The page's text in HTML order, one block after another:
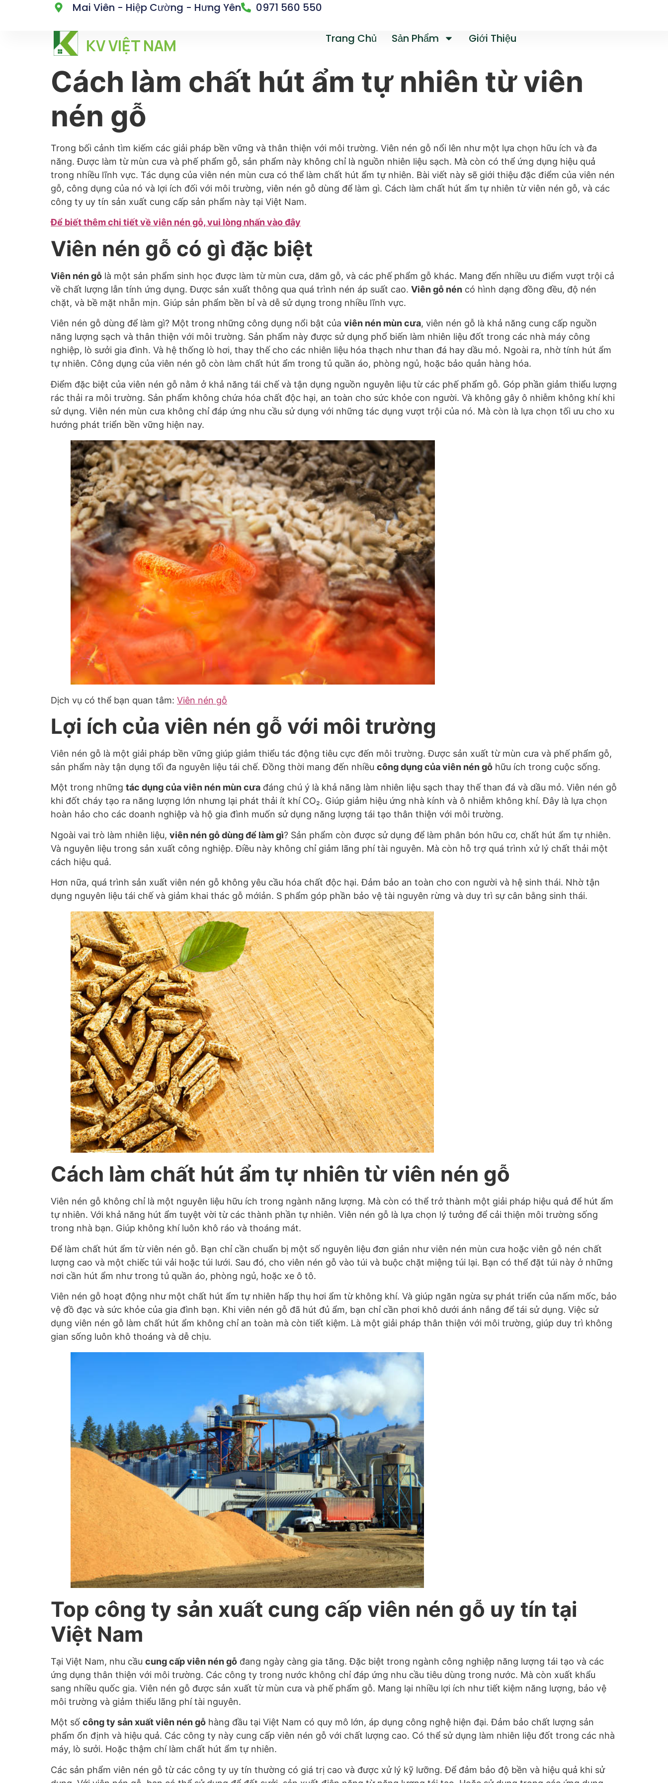
Mai Viên - Hiệp Cường - Hưng Yên 0971 560 550
KV VIỆT NAM Trang Chủ Sản Phẩm Giới Thiệu
Cách làm chất hút ẩm tự nhiên từ viên
nén gỗ
Trong bối cảnh tìm kiếm các giải pháp bền vững và thân thiện với môi trường. Viên nén gỗ nổi lên như một lựa chọn hữu ích và đa
năng. Được làm từ mùn cưa và phế phẩm gỗ, sản phẩm này không chỉ là nguồn nhiên liệu sạch. Mà còn có thể ứng dụng hiệu quả
trong nhiều lĩnh vực. Tác dụng của viên nén mùn cưa có thể làm chất hút ẩm tự nhiên. Bài viết này sẽ giới thiệu đặc điểm của viên nén
gỗ, công dụng của nó và lợi ích đối với môi trường, viên nén gỗ dùng để làm gì. Cách làm chất hút ẩm tự nhiên từ viên nén gỗ, và các
công ty uy tín sản xuất cung cấp sản phẩm này tại Việt Nam.
Để biết thêm chi tiết về viên nén gỗ, vui lòng nhấn vào đây
Viên nén gỗ có gì đặc biệt
Viên nén gỗ là một sản phẩm sinh học được làm từ mùn cưa, dăm gỗ, và các phế phẩm gỗ khác. Mang đến nhiều ưu điểm vượt trội cả
về chất lượng lẫn tính ứng dụng. Được sản xuất thông qua quá trình nén áp suất cao. Viên gỗ nén có hình dạng đồng đều, độ nén
chặt, và bề mặt nhẵn mịn. Giúp sản phẩm bền bỉ và dễ sử dụng trong nhiều lĩnh vực.
Viên nén gỗ dùng để làm gì? Một trong những công dụng nổi bật của viên nén mùn cưa, viên nén gỗ là khả năng cung cấp nguồn
năng lượng sạch và thân thiện với môi trường. Sản phẩm này được sử dụng phổ biến làm nhiên liệu đốt trong các nhà máy công
nghiệp, lò sưởi gia đình. Và hệ thống lò hơi, thay thế cho các nhiên liệu hóa thạch như than đá hay dầu mỏ. Ngoài ra, nhờ tính hút ẩm
tự nhiên. Công dụng của viên nén gỗ còn làm chất hút ẩm trong tủ quần áo, phòng ngủ, hoặc bảo quản hàng hóa.
Điểm đặc biệt của viên nén gỗ nằm ở khả năng tái chế và tận dụng nguồn nguyên liệu từ các phế phẩm gỗ. Góp phần giảm thiểu lượng
rác thải ra môi trường. Sản phẩm không chứa hóa chất độc hại, an toàn cho sức khỏe con người. Và không gây ô nhiễm không khí khi
sử dụng. Viên nén mùn cưa không chỉ đáp ứng nhu cầu sử dụng với những tác dụng vượt trội của nó. Mà còn là lựa chọn tối ưu cho xu
hướng phát triển bền vững hiện nay.
Dịch vụ có thể bạn quan tâm: Viên nén gỗ
Lợi ích của viên nén gỗ với môi trường
Viên nén gỗ là một giải pháp bền vững giúp giảm thiểu tác động tiêu cực đến môi trường. Được sản xuất từ mùn cưa và phế phẩm gỗ,
sản phẩm này tận dụng tối đa nguyên liệu tái chế. Đồng thời mang đến nhiều công dụng của viên nén gỗ hữu ích trong cuộc sống.
Một trong những tác dụng của viên nén mùn cưa đáng chú ý là khả năng làm nhiên liệu sạch thay thế than đá và dầu mỏ. Viên nén gỗ
khi đốt cháy tạo ra năng lượng lớn nhưng lại phát thải ít khí CO₂. Giúp giảm hiệu ứng nhà kính và ô nhiễm không khí. Đây là lựa chọn
hoàn hảo cho các doanh nghiệp và hộ gia đình muốn sử dụng năng lượng tái tạo thân thiện với môi trường.
Ngoài vai trò làm nhiên liệu, viên nén gỗ dùng để làm gì? Sản phẩm còn được sử dụng để làm phân bón hữu cơ, chất hút ẩm tự nhiên.
Và nguyên liệu trong sản xuất công nghiệp. Điều này không chỉ giảm lãng phí tài nguyên. Mà còn hỗ trợ quá trình xử lý chất thải một
cách hiệu quả.
Hơn nữa, quá trình sản xuất viên nén gỗ không yêu cầu hóa chất độc hại. Đảm bảo an toàn cho con người và hệ sinh thái. Nhờ tận
dụng nguyên liệu tái chế và giảm khai thác gỗ mớiản. S phẩm góp phần bảo vệ tài nguyên rừng và duy trì sự cân bằng sinh thái.
Cách làm chất hút ẩm tự nhiên từ viên nén gỗ
Viên nén gỗ không chỉ là một nguyên liệu hữu ích trong ngành năng lượng. Mà còn có thể trở thành một giải pháp hiệu quả để hút ẩm
tự nhiên. Với khả năng hút ẩm tuyệt vời từ các thành phần tự nhiên. Viên nén gỗ là lựa chọn lý tưởng để cải thiện môi trường sống
trong nhà bạn. Giúp không khí luôn khô ráo và thoáng mát.
Để làm chất hút ẩm từ viên nén gỗ. Bạn chỉ cần chuẩn bị một số nguyên liệu đơn giản như viên nén mùn cưa hoặc viên gỗ nén chất
lượng cao và một chiếc túi vải hoặc túi lưới. Sau đó, cho viên nén gỗ vào túi và buộc chặt miệng túi lại. Bạn có thể đặt túi này ở những
nơi cần hút ẩm như trong tủ quần áo, phòng ngủ, hoặc xe ô tô.
Viên nén gỗ hoạt động như một chất hút ẩm tự nhiên hấp thụ hơi ẩm từ không khí. Và giúp ngăn ngừa sự phát triển của nấm mốc, bảo
vệ đồ đạc và sức khỏe của gia đình bạn. Khi viên nén gỗ đã hút đủ ẩm, bạn chỉ cần phơi khô dưới ánh nắng để tái sử dụng. Việc sử
dụng viên nén gỗ làm chất hút ẩm không chỉ an toàn mà còn tiết kiệm. Là một giải pháp thân thiện với môi trường, giúp duy trì không
gian sống luôn khô thoáng và dễ chịu.
Top công ty sản xuất cung cấp viên nén gỗ uy tín tại
Việt Nam
Tại Việt Nam, nhu cầu cung cấp viên nén gỗ đang ngày càng gia tăng. Đặc biệt trong ngành công nghiệp năng lượng tái tạo và các
ứng dụng thân thiện với môi trường. Các công ty trong nước không chỉ đáp ứng nhu cầu tiêu dùng trong nước. Mà còn xuất khẩu
sang nhiều quốc gia. Viên nén gỗ được sản xuất từ mùn cưa và phế phẩm gỗ. Mang lại nhiều lợi ích như tiết kiệm năng lượng, bảo vệ
môi trường và giảm thiểu lãng phí tài nguyên.
Một số công ty sản xuất viên nén gỗ hàng đầu tại Việt Nam có quy mô lớn, áp dụng công nghệ hiện đại. Đảm bảo chất lượng sản
phẩm ổn định và hiệu quả. Các công ty này cung cấp viên nén gỗ với chất lượng cao. Có thể sử dụng làm nhiên liệu đốt trong các nhà
máy, lò sưởi. Hoặc thậm chí làm chất hút ẩm tự nhiên.
Các sản phẩm viên nén gỗ từ các công ty uy tín thường có giá trị cao và được xử lý kỹ lưỡng. Để đảm bảo độ bền và hiệu quả khi sử